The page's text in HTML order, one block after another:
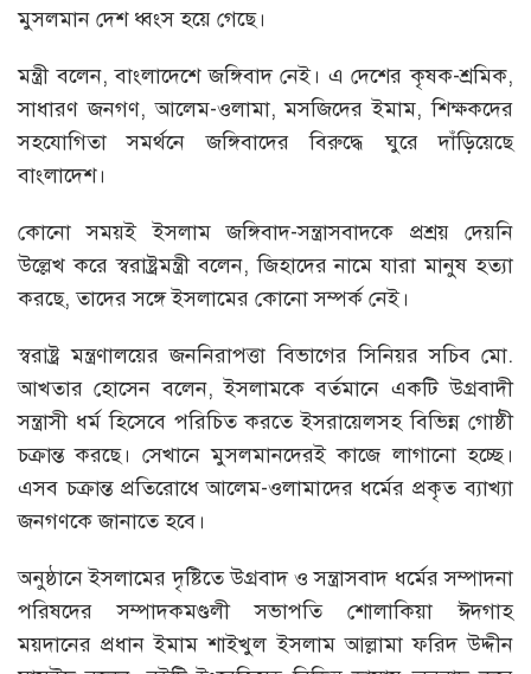
মুসলমান দেশ ধ্বংস হয়ে গেছে।
মন্ত্রী বলেন, বাংলাদেশে জঙ্গিবাদ নেই। এ দেশের কৃষক-শ্রমিক,
সাধারণ জনগণ, আলেম-ওলামা, মসজিদের ইমাম, শিক্ষকদের
সহযোগিতা সমর্থনে জঙ্গিবাদের বিরুদ্ধে ঘুরে দাঁড়িয়েছে
বাংলাদেশ।
কোনো সময়ই ইসলাম জঙ্গিবাদ-সন্ত্রাসবাদকে প্রশ্রয় দেয়নি
উল্লেখ করে স্বরাষ্ট্রমন্ত্রী বলেন, জিহাদের নামে যারা মানুষ হত্যা
করছে, তাদের সঙ্গে ইসলামের কোনো সম্পর্ক নেই।
স্বরাষ্ট্র মন্ত্রণালয়ের জননিরাপত্তা বিভাগের সিনিয়র সচিব মো.
আখতার হোসেন বলেন, ইসলামকে বর্তমানে একটি উগ্রবাদী
সন্ত্রাসী ধর্ম হিসেবে পরিচিত করতে ইসরায়েলসহ বিভিন্ন গোষ্ঠী
চক্রান্ত করছে। সেখানে মুসলমানদেরই কাজে লাগানো হচ্ছে।
এসব চক্রান্ত প্রতিরোধে আলেম-ওলামাদের ধর্মের প্রকৃত ব্যাখ্যা
জনগণকে জানাতে হবে।
অনুষ্ঠানে ইসলামের দৃষ্টিতে উগ্রবাদ ও সন্ত্রাসবাদ ধর্মের সম্পাদনা
পরিষদের সম্পাদকমণ্ডলী সভাপতি শোলাকিয়া ঈদগাহ
ময়দানের প্রধান ইমাম শাইখুল ইসলাম আল্লামা ফরিদ উদ্দীন